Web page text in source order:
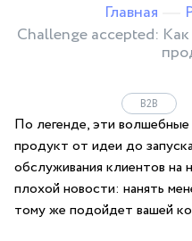
Главная
Challenge accepted:
B2B
По легенде, эти
продукт от идеи до
обслуживания клиентов на
плохой новости: нанять
тому же подойдет вашей